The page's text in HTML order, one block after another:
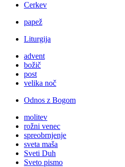
Cerkev
papež
Liturgija
advent
božič
post
velika noč
Odnos z Bogom
molitev
rožni venec
spreobrnjenje
sveta maša
Sveti Duh
Sveto pismo